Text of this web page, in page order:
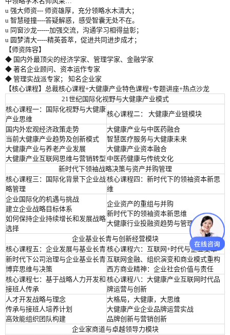
u 强大师资--- 师资雄厚，充分领略水木清大；
u 智慧碰撞----答疑解惑，感受智囊无处不在。
u 同窗沙龙------加强交流，沟通学习相得益彰；
u 圆梦清大-----精英荟萃，促进共同进步成才；
【师资阵容】
◆ 国内外最顶尖的经济学家、管理学家、金融学家
◆ 著名企业顾问、资本运作专家
◆ 管理实战派专家； 知名企业家
【核心课程】 总裁核心课程+大健康产业特色课程+专题讲座+热点沙龙
21世纪国际化视野与大健康产业模式
核心课程一：国际化视野与大健康
产业思维
核心课程二： 大健康产业链模块
国内外宏观经济政策走势
当前大健康产业趋势及创新模式
大健康产业与养老产业发展
大健康产业互联网思维与营销转型
大健康产业与中医药融合
智慧医疗服务与大健康未来
大健康产业资本融合
中医药健康与传统文化
新时代下领袖战略决策与资产并购管理
核心课程三：国际化背景下企业战
略管理
核心课程四：新时代下的领袖资本新思
维
企业国际化的机遇与挑战
建立企业战略目标体系
如何保持企业持续增长和发展战略
选择
企业资产的重组与并购
新时代下的领袖资本新思维
大健康行业投融资趋势与管理
企业基业长青与创新经营模块
核心课程五：企业发展与基业长青核心课程六：互联网+时代与企业变革
新时代下公司治理与企业基业长青
博弈思维与决策
互联网金融、组织演变和商业模式重构
西方商业精神：企业社会价值与责任
核心课程七：基于战略人力开发和
接班人传承
核心课程八：大健康产业互联网时代品
牌运营与创新
人才开发战略与理念
传承与接班人培养计划
高效能组织团队构建
大格局，大健康，大思维
大健康产业企业品牌运营实战
品牌创新与营销创新
企业家商道与卓越领导力模块